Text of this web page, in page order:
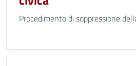
Procedimento di soppressione